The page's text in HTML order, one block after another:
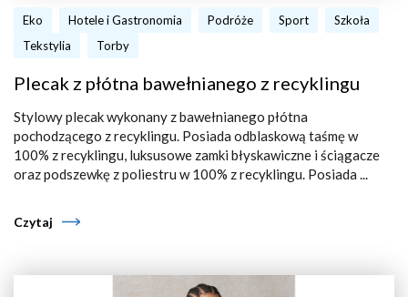
Eko Hotele i Gastronomia Podróże Sport
Szkoła
Tekstylia
Torby
Plecak z płótna bawełnianego z recyklingu
Stylowy plecak wykonany z bawełnianego płótna
pochodzącego z recyklingu. Posiada odblaskową taśmę w
100% z recyklingu, luksusowe zamki błyskawiczne i ściągacze
oraz podszewkę z poliestru w 100% z recyklingu. Posiada ...
Czytaj